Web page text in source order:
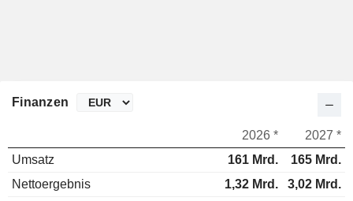
Finanzen
2026 *
2027 *
Umsatz
161 Mrd.
165 Mrd.
Nettoergebnis
1,32 Mrd.
3,02 Mrd.